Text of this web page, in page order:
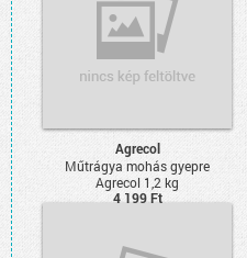
Agrecol
Műtrágya mohás gyepre
Agrecol 1,2 kg
4 199 Ft